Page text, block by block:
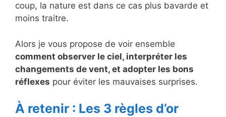
coup, la nature est dans ce cas plus bavarde et
moins traitre.
Alors je vous propose de voir ensemble
comment observer le ciel, interpréter les
changements de vent, et adopter les bons
réflexes pour éviter les mauvaises surprises.
À retenir : Les 3 règles d’or